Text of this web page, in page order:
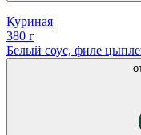
Куриная
380 г
Белый соус, филе